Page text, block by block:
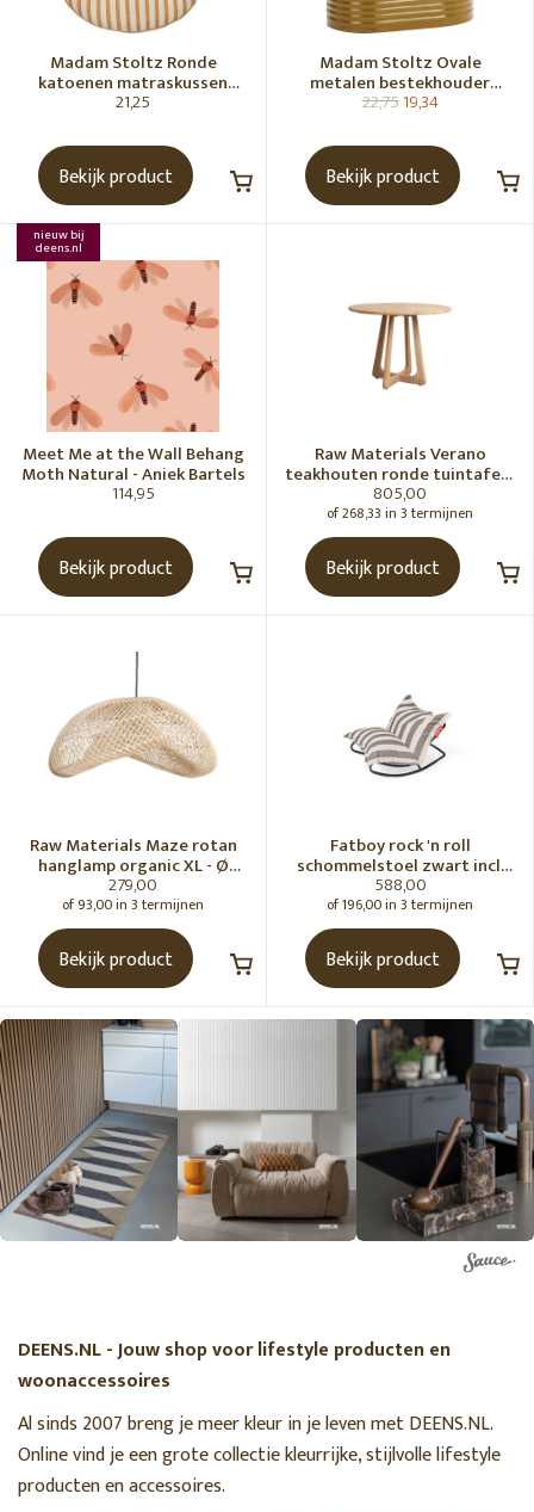
Madam Stoltz Ronde
katoenen matraskussen
Gebroken wit, donkere
21,25
Bekijk product
Madam Stoltz Ovale
metalen bestekhouder
Tapenade
22,7519,34
Bekijk product
nieuw bij
deens.nl
Meet Me at the Wall Behang
Moth Natural - Aniek Bartels
114,95
Bekijk product
Raw Materials Verano
teakhouten ronde tuintafel -
Ø100 cm
805,00
of 268,33 in 3 termijnen
Bekijk product
Raw Materials Maze rotan
hanglamp organic XL - Ø
75x31 cm
279,00
of 93,00 in 3 termijnen
Bekijk product
Fatboy rock 'n roll
schommelstoel zwart incl.
original Outdoor zitzak
Stripe Cacao
588,00
of 196,00 in 3 termijnen
Bekijk product
DEENS.NL - Jouw shop voor lifestyle producten en
woonaccessoires
Al sinds 2007 breng je meer kleur in je leven met DEENS.NL.
Online vind je een grote collectie kleurrijke, stijlvolle lifestyle
producten en accessoires.